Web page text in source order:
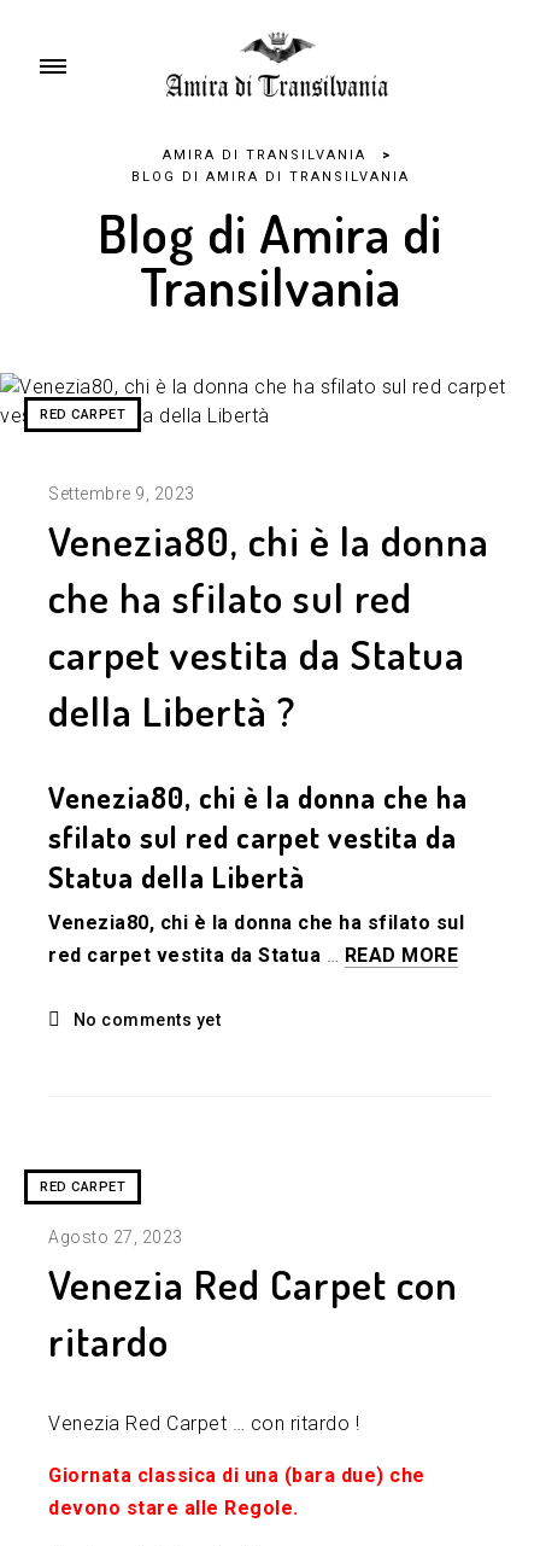
AMIRA DI TRANSILVANIA
>
BLOG DI AMIRA DI TRANSILVANIA
Blog di Amira di
Transilvania
RED CARPET
Settembre 9, 2023
Venezia80, chi è la donna
che ha sfilato sul red
carpet vestita da Statua
della Libertà ?
Venezia80, chi è la donna che ha
sfilato sul red carpet vestita da
Statua della Libertà
Venezia80, chi è la donna che ha sfilato sul
red carpet vestita da Statua … READ MORE
No comments yet
RED CARPET
Agosto 27, 2023
Venezia Red Carpet con
ritardo
Venezia Red Carpet … con ritardo !
Giornata classica di una (bara due) che
devono stare alle Regole.